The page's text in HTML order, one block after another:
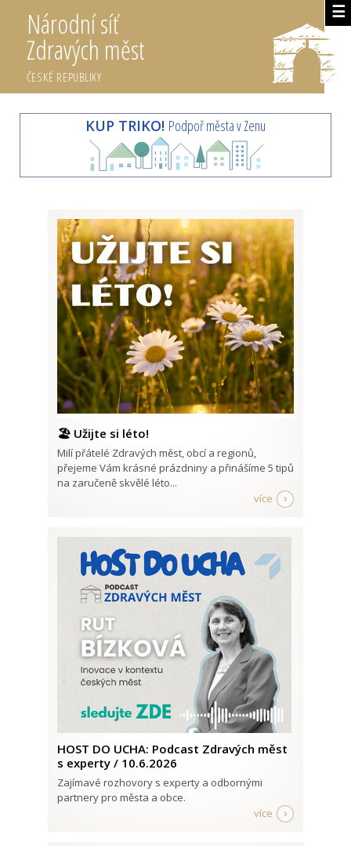
☰
Národní síť
Zdravých měst
ČESKÉ REPUBLIKY
KUP TRIKO! Podpoř města v Zenu
🏖️ Užijte si léto!
Milí přátelé Zdravých měst, obcí a regionů,
přejeme Vám krásné prázdniny a přinášíme 5 tipů
na zaručeně skvělé léto...
více
HOST DO UCHA: Podcast Zdravých měst
s experty / 10.6.2026
Zajímavé rozhovory s experty a odbornými
partnery pro města a obce.
více